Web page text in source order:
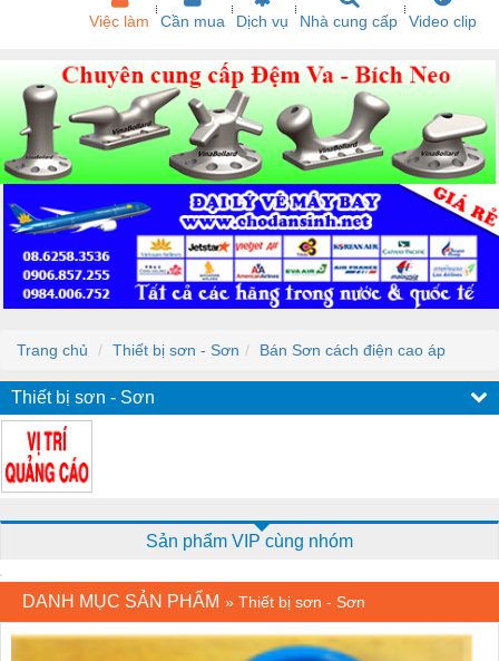
Việc làm Cần mua Dịch vụ Nhà cung cấp Video clip
Trang chủ Thiết bị sơn - Sơn Bán Sơn cách điện cao áp
Thiết bị sơn - Sơn
Sản phẩm VIP cùng nhóm
DANH MỤC SẢN PHẨM » Thiết bị sơn - Sơn